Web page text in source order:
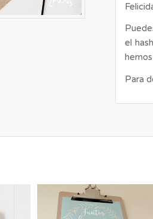
el
Para